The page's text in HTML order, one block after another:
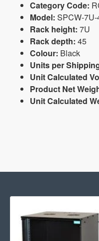
Category Code:
Model: SPCW-
Rack height: 7U
Rack depth: 45
Colour: Black
Units per
Unit Calculated
Product Net
Unit Calculated